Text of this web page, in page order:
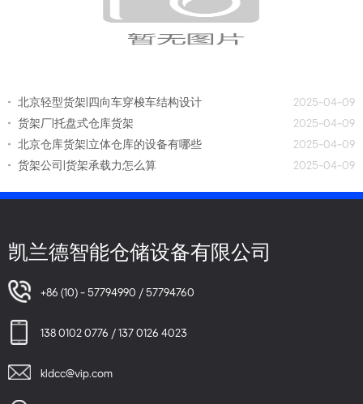
北京轻型货架|四向车穿梭车结构设计
2025-04-09
货架厂|托盘式仓库货架
2025-04-09
北京仓库货架|立体仓库的设备有哪些
2025-04-09
货架公司|货架承载力怎么算
2025-04-09
凯兰德智能仓储设备有限公司
+86 (10) - 57794990 / 57794760
138 0102 0776 / 137 0126 4023
kldcc@vip.com